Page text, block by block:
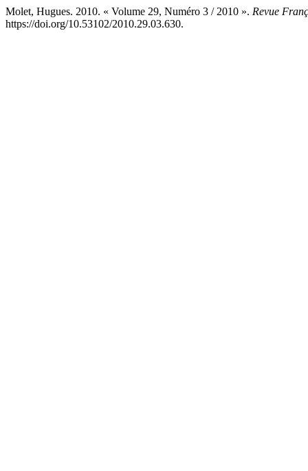
Molet, Hugues. 2010. « Volume 29, Numéro 3 / 2010 ». Revue
https://doi.org/10.53102/2010.29.03.630.